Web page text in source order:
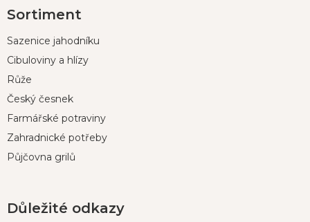
á
a
Sortiment
Sazenice jahodníku
Cibuloviny a hlízy
Růže
Český česnek
Farmářské potraviny
Zahradnické potřeby
Půjčovna grilů
Důležité odkazy